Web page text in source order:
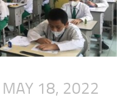
MAY 18, 2022